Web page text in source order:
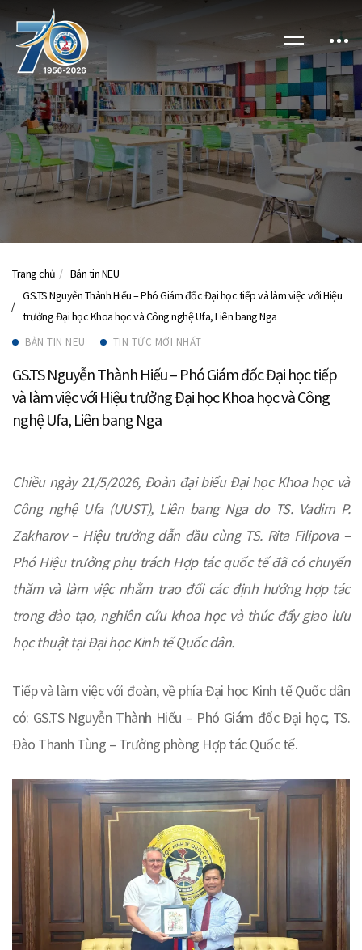
Trang chủ
Bản tin NEU
GS.TS Nguyễn Thành Hiếu – Phó Giám đốc Đại học tiếp và làm việc với Hiệu
trưởng Đại học Khoa học và Công nghệ Ufa, Liên bang Nga
BẢN TIN NEU TIN TỨC MỚI NHẤT
GS.TS Nguyễn Thành Hiếu – Phó Giám đốc Đại học tiếp
và làm việc với Hiệu trưởng Đại học Khoa học và Công
nghệ Ufa, Liên bang Nga
Chiều ngày 21/5/2026, Đoàn đại biểu Đại học Khoa học và
Công nghệ Ufa (UUST), Liên bang Nga do TS. Vadim P.
Zakharov – Hiệu trưởng dẫn đầu cùng TS. Rita Filipova –
Phó Hiệu trưởng phụ trách Hợp tác quốc tế đã có chuyến
thăm và làm việc nhằm trao đổi các định hướng hợp tác
trong đào tạo, nghiên cứu khoa học và thúc đẩy giao lưu
học thuật tại Đại học Kinh tế Quốc dân.
Tiếp và làm việc với đoàn, về phía Đại học Kinh tế Quốc dân
có: GS.TS Nguyễn Thành Hiếu – Phó Giám đốc Đại học; TS.
Đào Thanh Tùng – Trưởng phòng Hợp tác Quốc tế.